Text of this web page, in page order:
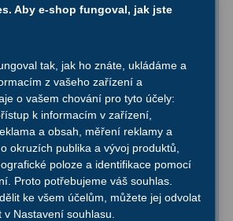
dalekohled?
kolik chcete investovat
pozorovat?
Aby e-shop fungoval, jak jste
tak, jak ho znáte, ukládáme a
z vašeho zařízení a
o vašem chování pro tyto účely:
k informacím v zařízení,
a obsah, měření reklamy a
okruzích publika a vývoj produktů,
poloze a identifikace pomocí
Proto potřebujeme váš souhlas.
ke všem účelům, můžete jej odvolat
Nastavení souhlasu.